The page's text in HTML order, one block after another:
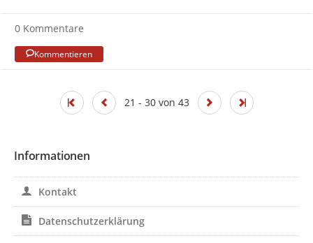
0 Kommentare
Kommentieren
21 - 30 von 43
Informationen
Kontakt
Datenschutzerklärung